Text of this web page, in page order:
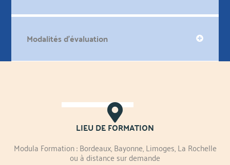
Modalités d'évaluation
LIEU DE FORMATION
Modula Formation : Bordeaux, Bayonne, Limoges, La Rochelle
ou à distance sur demande